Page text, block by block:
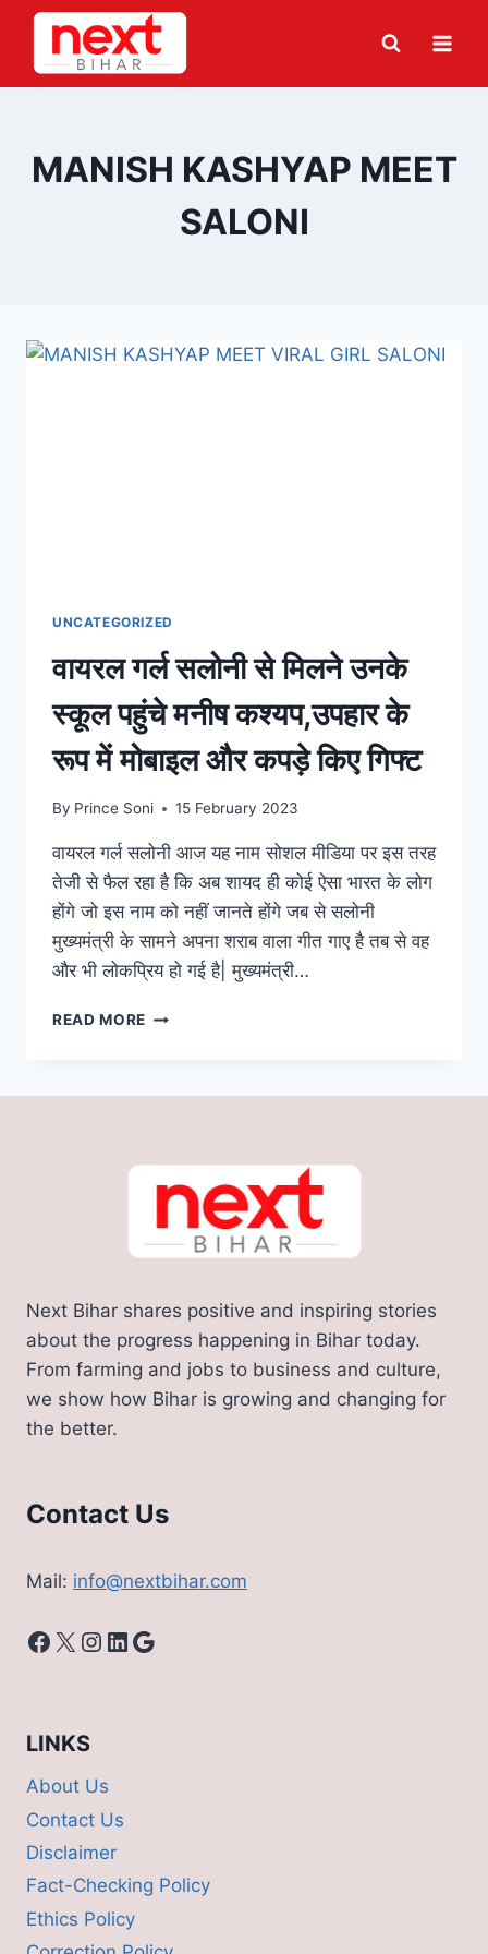
Skip
content
MANISH KASHYAP MEET
SALONI
UNCATEGORIZED
वायरल गर्ल सलोनी से मिलने उनके
स्कूल पहुंचे मनीष कश्यप,उपहार के
रूप में मोबाइल और कपड़े किए गिफ्ट
By Prince Soni 15 February 2023
वायरल गर्ल सलोनी आज यह नाम सोशल मीडिया पर इस तरह
तेजी से फैल रहा है कि अब शायद ही कोई ऐसा भारत के लोग
होंगे जो इस नाम को नहीं जानते होंगे जब से सलोनी
मुख्यमंत्री के सामने अपना शराब वाला गीत गाए है तब से वह
और भी लोकप्रिय हो गई है| मुख्यमंत्री…
READ MORE वायरल
मनीष
कश्यप,उपहार
के
मोबाइल
और
किए
गिफ्ट
Next Bihar shares positive and inspiring stories
about the progress happening in Bihar today.
From farming and jobs to business and culture,
we show how Bihar is growing and changing for
the better.
Contact Us
Mail: info@nextbihar.com
Facebook
X Instagram
LinkedIn
Google
LINKS
About Us
Contact Us
Disclaimer
Fact-Checking Policy
Ethics Policy